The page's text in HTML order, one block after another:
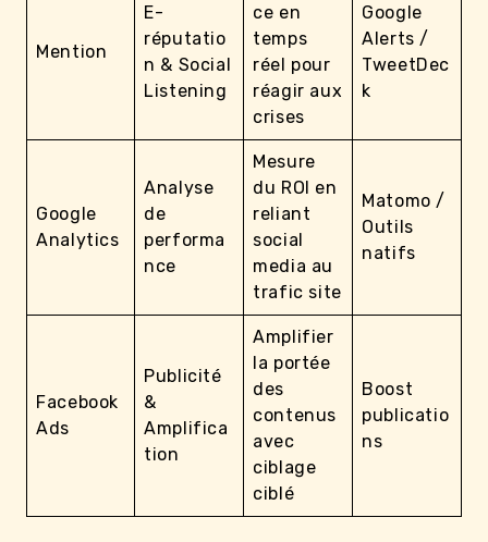
Mention
E-
réputatio
n & Social
Listening
ce en
temps
réel pour
réagir aux
crises
Google
Alerts /
TweetDec
k
Google
Analytics
Analyse
de
performa
nce
Mesure
du ROI en
reliant
social
media au
trafic site
Matomo /
Outils
natifs
Facebook
Ads
Publicité
&
Amplifica
tion
Amplifier
la portée
des
contenus
avec
ciblage
ciblé
Boost
publicatio
ns